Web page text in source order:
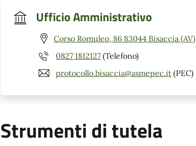
Ufficio Amministrativo
Corso Romuleo, 86 83044 Bisaccia (AV)
0827 1812127 (Telefono)
protocollo.bisaccia@asmepec.it (PEC)
Strumenti di tutela